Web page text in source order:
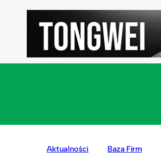
Aktualności Baza Firm